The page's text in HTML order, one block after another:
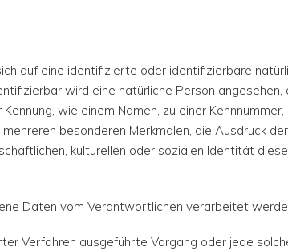
auf eine identifizierte oder identifizierbare
wird eine natürliche Person angesehen,
wie einem Namen, zu einer Kennnummer,
besonderen Merkmalen, die Ausdruck der
kulturellen oder sozialen Identität
Daten vom Verantwortlichen verarbeitet
Verfahren ausgeführte Vorgang oder jede